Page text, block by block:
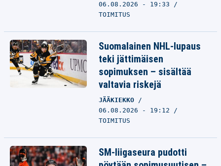
06.08.2026 - 19:33
TOIMITUS
Suomalainen NHL-lupaus
teki jättimäisen
sopimuksen – sisältää
valtavia riskejä
JÄÄKIEKKO
06.08.2026 - 19:12
TOIMITUS
SM-liigaseura pudotti